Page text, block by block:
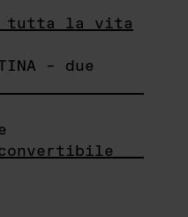
tutta la vita
– due